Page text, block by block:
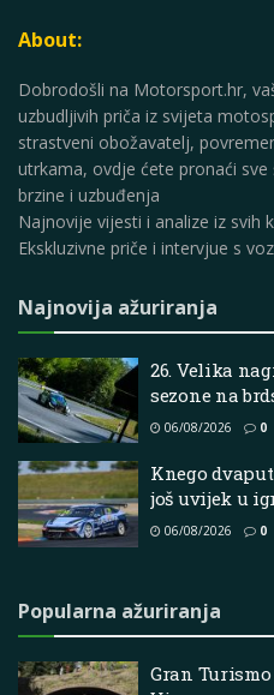
About:
Dobrodošli na Motorsport.hr,
uzbudljivih priča iz svijeta
strastveni obožavatelj,
utrkama, ovdje ćete pronaći
brzine i uzbuđenja
Najnovije vijesti i analize iz svih
Ekskluzivne priče i intervjue s
Najnovija ažuriranja
26. Velika
sezone na
06/08/2026 0
Knego
još uvijek u
06/08/2026 0
Popularna ažuriranja
Gran